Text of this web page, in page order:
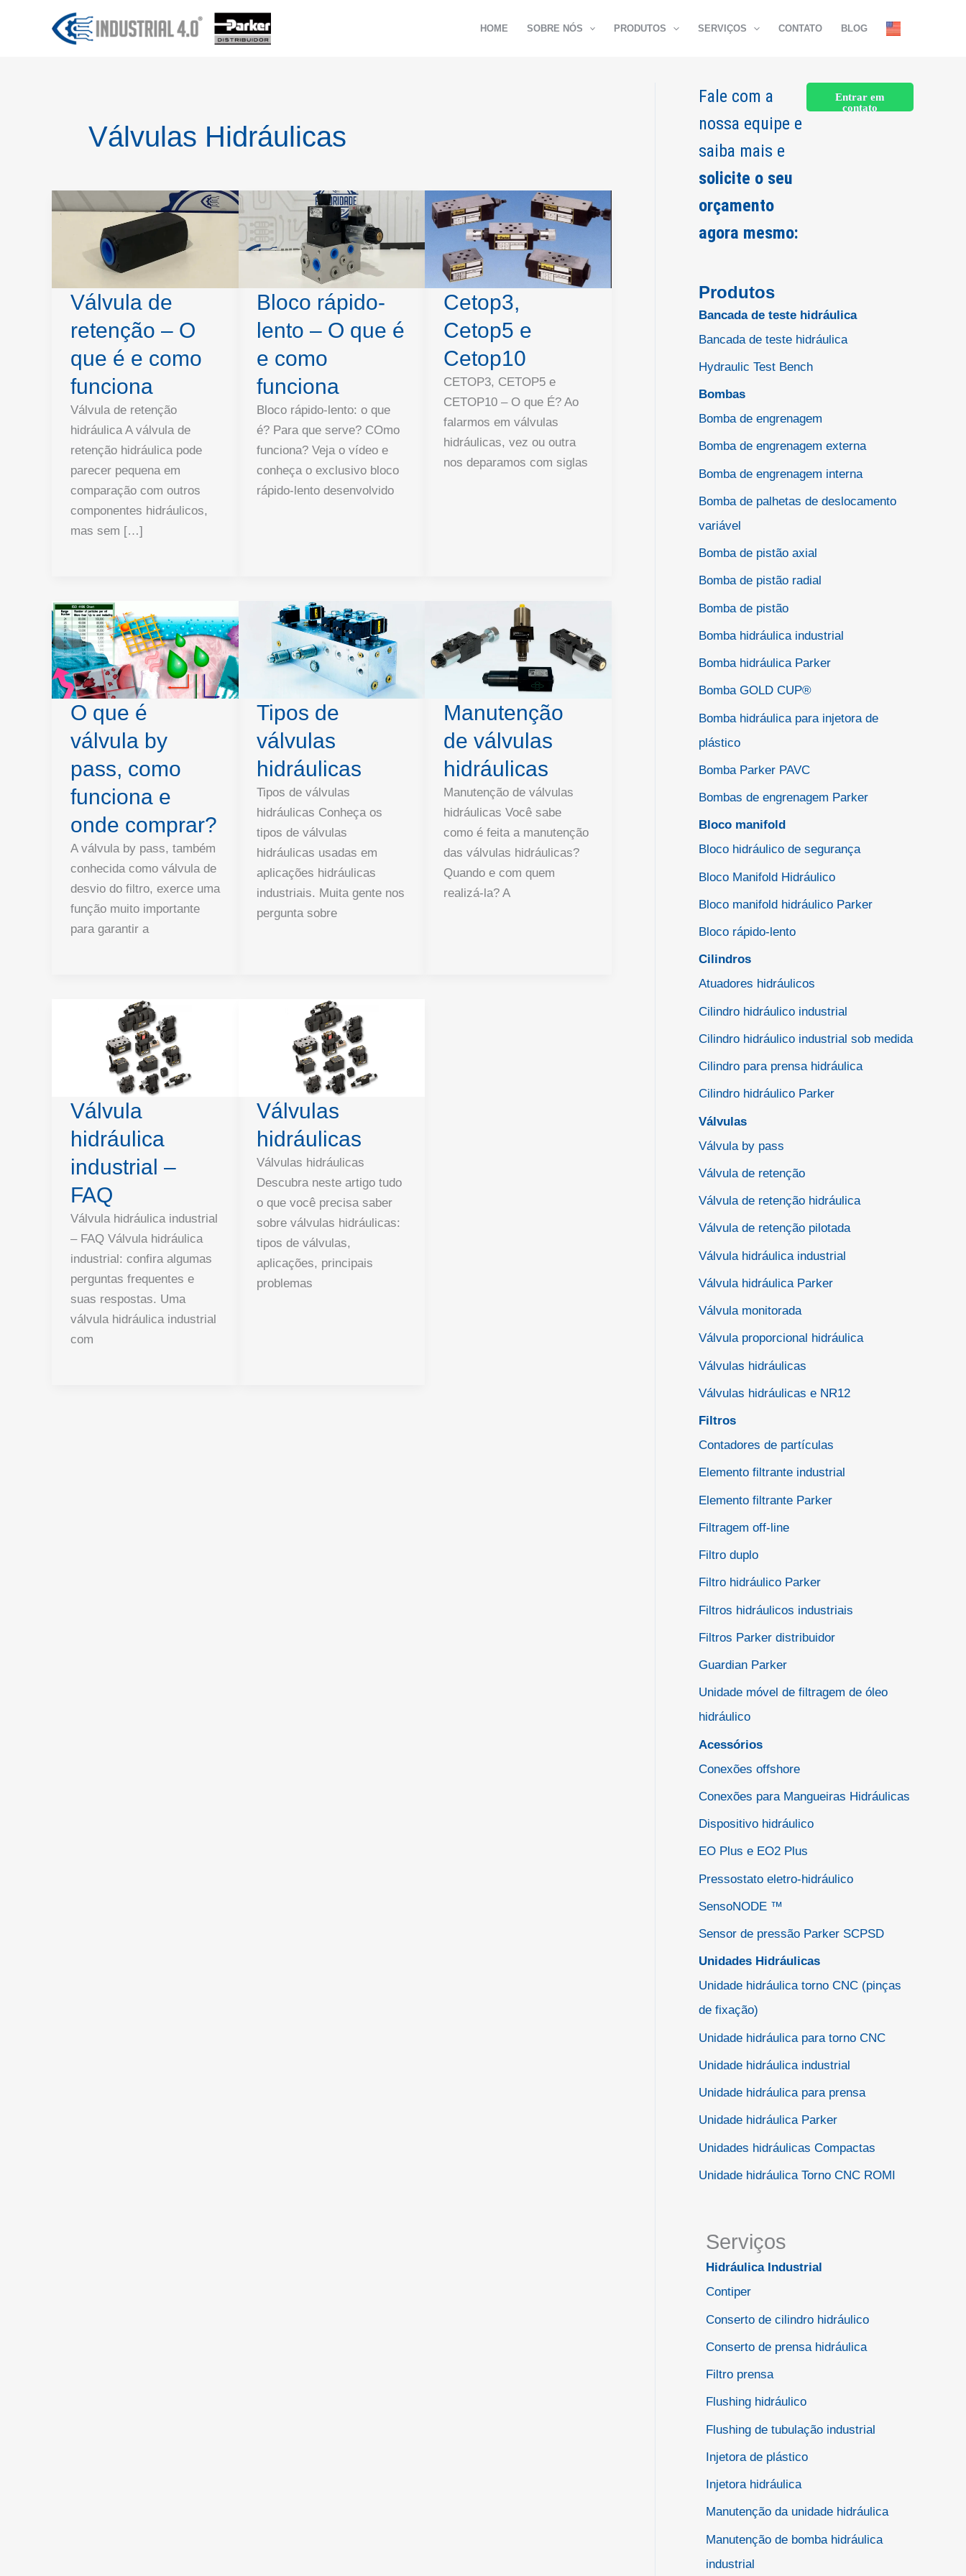
HOME SOBRE NÓS PRODUTOS SERVIÇOS CONTATO BLOG
Válvulas Hidráulicas
Válvula de
retenção – O
que é e como
funciona
Válvula de retenção
hidráulica A válvula de
retenção hidráulica pode
parecer pequena em
comparação com outros
componentes hidráulicos,
mas sem […]
Bloco rápido-
lento – O que é
e como
funciona
Bloco rápido-lento: o que
é? Para que serve? COmo
funciona? Veja o vídeo e
conheça o exclusivo bloco
rápido-lento desenvolvido
Cetop3,
Cetop5 e
Cetop10
CETOP3, CETOP5 e
CETOP10 – O que É? Ao
falarmos em válvulas
hidráulicas, vez ou outra
nos deparamos com siglas
O que é
válvula by
pass, como
funciona e
onde comprar?
A válvula by pass, também
conhecida como válvula de
desvio do filtro, exerce uma
função muito importante
para garantir a
Tipos de
válvulas
hidráulicas
Tipos de válvulas
hidráulicas Conheça os
tipos de válvulas
hidráulicas usadas em
aplicações hidráulicas
industriais. Muita gente nos
pergunta sobre
Manutenção
de válvulas
hidráulicas
Manutenção de válvulas
hidráulicas Você sabe
como é feita a manutenção
das válvulas hidráulicas?
Quando e com quem
realizá-la? A
Válvula
hidráulica
industrial –
FAQ
Válvula hidráulica industrial
– FAQ Válvula hidráulica
industrial: confira algumas
perguntas frequentes e
suas respostas. Uma
válvula hidráulica industrial
com
Válvulas
hidráulicas
Válvulas hidráulicas
Descubra neste artigo tudo
o que você precisa saber
sobre válvulas hidráulicas:
tipos de válvulas,
aplicações, principais
problemas
Fale com a
nossa equipe e
saiba mais e
solicite o seu
orçamento
agora mesmo:
Entrar em
contato
Produtos
Bancada de teste hidráulica
Bancada de teste hidráulica
Hydraulic Test Bench
Bombas
Bomba de engrenagem
Bomba de engrenagem externa
Bomba de engrenagem interna
Bomba de palhetas de deslocamento
variável
Bomba de pistão axial
Bomba de pistão radial
Bomba de pistão
Bomba hidráulica industrial
Bomba hidráulica Parker
Bomba GOLD CUP®
Bomba hidráulica para injetora de
plástico
Bomba Parker PAVC
Bombas de engrenagem Parker
Bloco manifold
Bloco hidráulico de segurança
Bloco Manifold Hidráulico
Bloco manifold hidráulico Parker
Bloco rápido-lento
Cilindros
Atuadores hidráulicos
Cilindro hidráulico industrial
Cilindro hidráulico industrial sob medida
Cilindro para prensa hidráulica
Cilindro hidráulico Parker
Válvulas
Válvula by pass
Válvula de retenção
Válvula de retenção hidráulica
Válvula de retenção pilotada
Válvula hidráulica industrial
Válvula hidráulica Parker
Válvula monitorada
Válvula proporcional hidráulica
Válvulas hidráulicas
Válvulas hidráulicas e NR12
Filtros
Contadores de partículas
Elemento filtrante industrial
Elemento filtrante Parker
Filtragem off-line
Filtro duplo
Filtro hidráulico Parker
Filtros hidráulicos industriais
Filtros Parker distribuidor
Guardian Parker
Unidade móvel de filtragem de óleo
hidráulico
Acessórios
Conexões offshore
Conexões para Mangueiras Hidráulicas
Dispositivo hidráulico
EO Plus e EO2 Plus
Pressostato eletro-hidráulico
SensoNODE ™
Sensor de pressão Parker SCPSD
Unidades Hidráulicas
Unidade hidráulica torno CNC (pinças
de fixação)
Unidade hidráulica para torno CNC
Unidade hidráulica industrial
Unidade hidráulica para prensa
Unidade hidráulica Parker
Unidades hidráulicas Compactas
Unidade hidráulica Torno CNC ROMI
Serviços
Hidráulica Industrial
Contiper
Conserto de cilindro hidráulico
Conserto de prensa hidráulica
Filtro prensa
Flushing hidráulico
Flushing de tubulação industrial
Injetora de plástico
Injetora hidráulica
Manutenção da unidade hidráulica
Manutenção de bomba hidráulica
industrial